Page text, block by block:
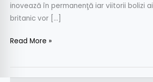
inovează în permanenţă iar viitorii bolizi
britanic vor […]
Read More »